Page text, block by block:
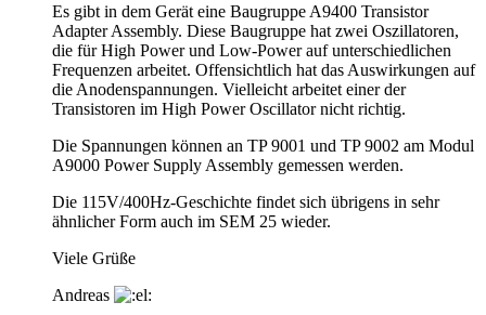
Es gibt in dem Gerät eine Baugruppe A9400 Transistor
Adapter Assembly. Diese Baugruppe hat zwei Oszillatoren,
die für High Power und Low-Power auf unterschiedlichen
Frequenzen arbeitet. Offensichtlich hat das Auswirkungen auf
die Anodenspannungen. Vielleicht arbeitet einer der
Transistoren im High Power Oscillator nicht richtig.
Die Spannungen können an TP 9001 und TP 9002 am Modul
A9000 Power Supply Assembly gemessen werden.
Die 115V/400Hz-Geschichte findet sich übrigens in sehr
ähnlicher Form auch im SEM 25 wieder.
Viele Grüße
Andreas